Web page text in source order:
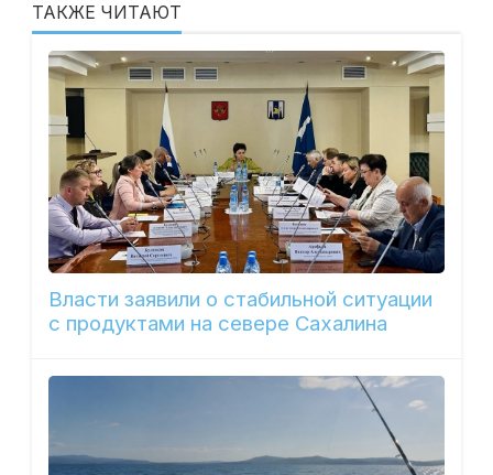
ТАКЖЕ ЧИТАЮТ
Власти заявили о стабильной ситуации
с продуктами на севере Сахалина